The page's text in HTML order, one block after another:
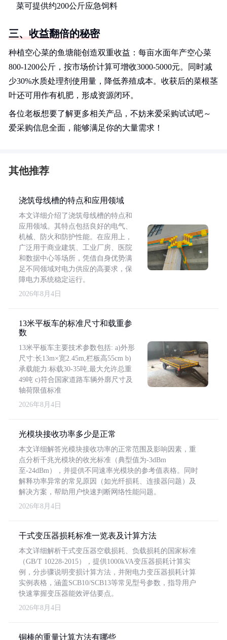
菜可提供约200公斤应急饲料
三、收益翻倍的秘密
种植空心菜的鱼塘能创造双重收益：每亩水面年产空心菜
800-1200公斤，按市场价计算可增收3000-5000元。同时减
少30%水质处理剂使用量，降低养殖成本。收获后的菜根茎
叶还可用作有机肥，形成资源闭环。
各位老板想要了解更多相关产品，不妨来爱采购试试吧～
爱采购信息全面，能够满足你的大量需求！
其他推荐
浇筑母线槽的特点和应用领域
本文详细介绍了浇筑母线槽的特点和
应用领域。其特点包括良好的电气、
机械、防火和防护性能。在应用上，
广泛用于商业建筑、工业厂房、医院
和数据中心等场所，凭借自身优势满
足不同领域对电力供应的高要求，保
障电力系统稳定运行。
2026年8月4日
13米平板车的标准尺寸和载重参
数
13米平板车主要技术参数包括: a)外形
尺寸:长13m×宽2.45m,栏板高55cm b)
承载能力:标载30-35吨,最大允许总重
49吨 c)符合国家道路车辆外廓尺寸及
轴荷限值标准
2026年8月4日
光模块接收功率多少是正常
本文详细解答光模块接收功率的正常范围及影响因素，重
点分析千兆光模块的收光标准（典型值为-3dBm
至-24dBm），并提供不同速率光模块的参考值表格。同时
解释功率异常的常见原因（如光纤损耗、连接器问题）及
解决方案，帮助用户快速判断网络性能问题。
2026年8月4日
干式变压器损耗标准一览表及计算方法
本文详细解析干式变压器空载损耗、负载损耗的国家标准
（GB/T 10228-2015），提供1000kVA变压器损耗计算实
例，分步骤说明变损计算方法，并附电力变压器损耗计算
实例表格，涵盖SCB10/SCB13等常见型号参数，指导用户
快速掌握变压器能效评估要点。
2026年8月4日
铜棒的重量计算方法有哪些